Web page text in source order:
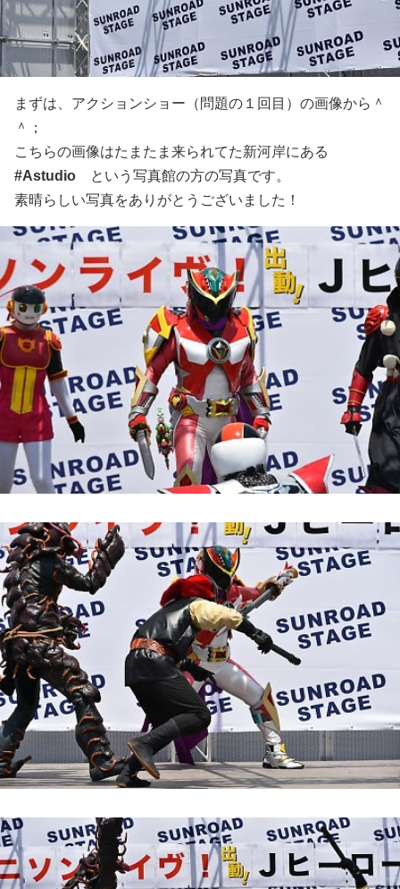
まずは、アクションショー（問題の１回目）の画像から＾
＾；
こちらの画像はたまたま来られてた新河岸にある
#Astudio という写真館の方の写真です。
素晴らしい写真をありがとうございました！